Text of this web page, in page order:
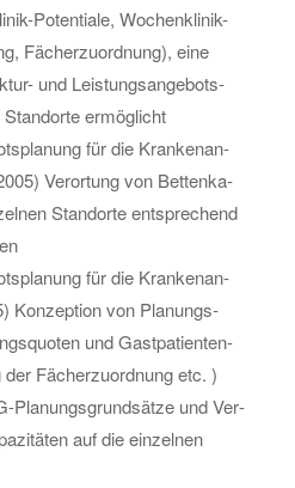
Po­ten­tia­le, Wo­chen­kli­nik-
Fä­cher­zu­ord­nung), eine
und Leis­tungs­an­ge­bots­
er­mög­licht
für die Kran­ken­an­
Ver­or­tung von Bet­ten­ka­
Stand­or­te ent­spre­chend
für die Kran­ken­an­
Kon­zep­ti­on von Pla­nungs­
und Gast­pa­ti­en­ten­
Fä­cher­zu­ord­nung etc. )
Pla­nungs­grund­sät­ze und Ver­
auf die ein­zel­nen